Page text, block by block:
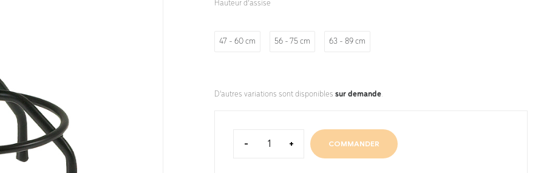
Hauteur d’assise
47 - 60 cm 56 - 75 cm 63 - 89 cm
D'autres variations sont disponibles sur demande.
- + COMMANDER